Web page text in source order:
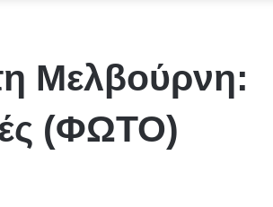
Μελβούρνη:
(ΦΩΤΟ)